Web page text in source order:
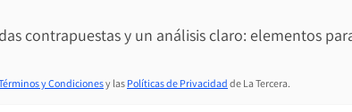
contrapuestas y un análisis claro: elementos
y Condicionesy las Políticas de Privacidad de La Tercera.